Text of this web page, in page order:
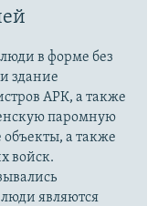
в форме без
здание
АРК, а также
паромную
объекты, а также
войск.
являются